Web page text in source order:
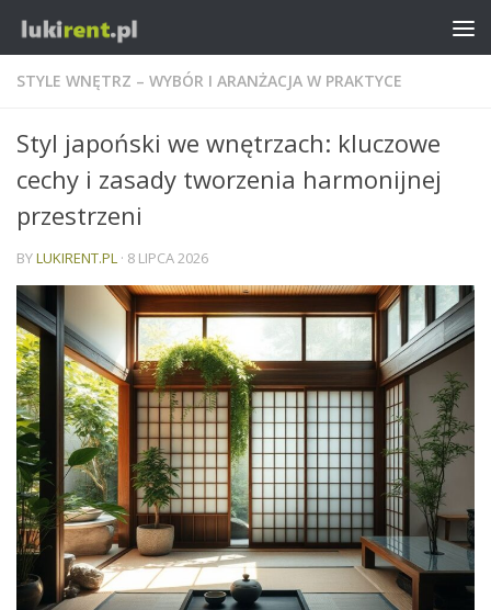
STYLE WNĘTRZ – WYBÓR I ARANŻACJA W PRAKTYCE
Styl japoński we wnętrzach: kluczowe
cechy i zasady tworzenia harmonijnej
przestrzeni
BYLUKIRENT.PL · 8 LIPCA 2026